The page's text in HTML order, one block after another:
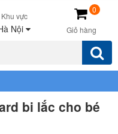
Khu vực
Nội Giỏ hàng
0
bi lắc cho bé